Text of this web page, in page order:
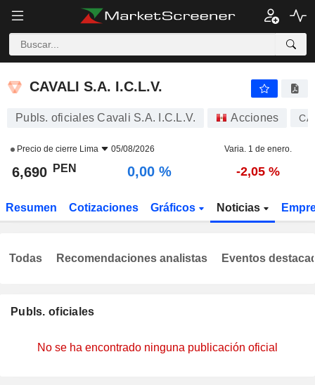
CAVALI S.A. I.C.L.V.
CAVALI S.A. I.C.L.V.
Publs. oficiales Cavali S.A. I.C.L.V. Acciones
Precio de cierre Lima 05/08/2026 Varia. 1 de enero.
6,690 PEN 0,00 % -2,05 %
Resumen Cotizaciones Gráficos Noticias
Publs. oficiales
No se ha encontrado ninguna publicación oficial
Todas Recomendaciones analistas Eventos